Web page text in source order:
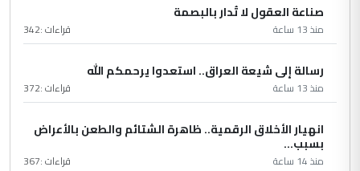
صناعة العقول لا تُدار بالبصمة
منذ 13 ساعة قراءات :342
رسالة إلى شيعة العراق.. استعدوا يرحمكم الله
منذ 13 ساعة قراءات :372
انهيار الأخلاق الرقمية.. ظاهرة الشتائم والطعن بالأعراض
بسبب...
منذ 14 ساعة قراءات :367